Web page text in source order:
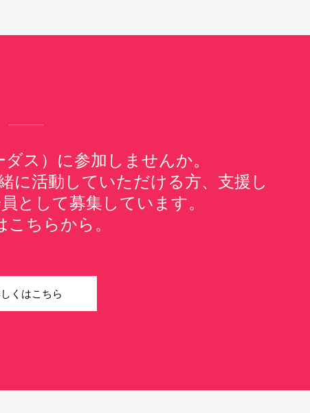
ス）に参加しませんか。
に活動していただける方、支援し
として募集しています。
こちらから。
くはこちら